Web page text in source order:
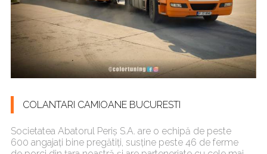
COLANTARI CAMIOANE BUCURESTI
Societatea Abatorul Periș S.A. are o echipă de peste
600 angajați bine pregătiți, susține peste 46 de ferme